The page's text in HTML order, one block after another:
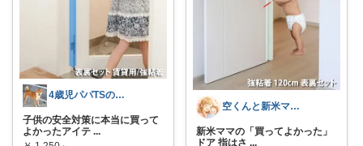
4歳児パパTSの育児おたすけROOM🎁
子供の安全対策に本当に買って
よかったアイテ ...
空くんと新米ママ🌸💪
新米ママの「買ってよかった」
ドア 指はさ ...